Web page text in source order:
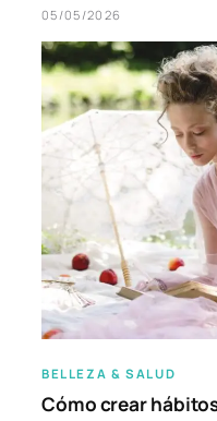
05/05/2026
BELLEZA & SALUD
Cómo crear